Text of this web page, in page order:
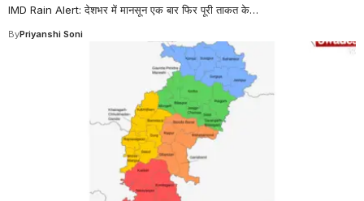
IMD Rain Alert: देशभर में मानसून एक बार फिर पूरी ताकत के…
ByPriyanshi Soni